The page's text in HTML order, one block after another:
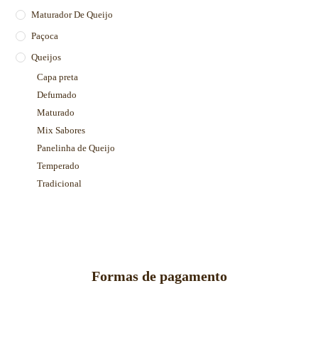
Maturador De Queijo
Paçoca
Queijos
Capa preta
Defumado
Maturado
Mix Sabores
Panelinha de Queijo
Temperado
Tradicional
Formas de pagamento